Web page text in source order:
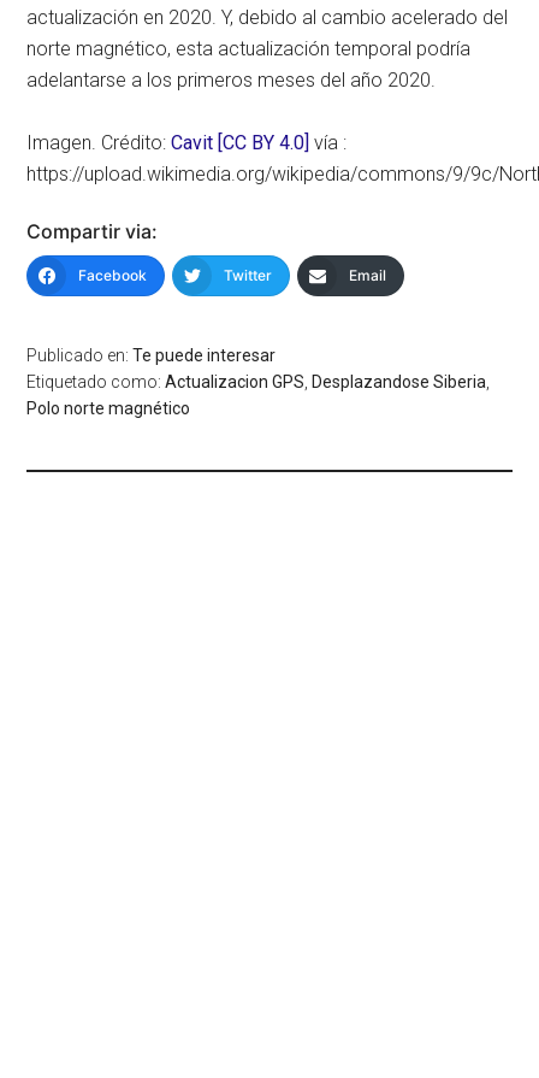
actualización en 2020. Y, debido al cambio acelerado del
norte magnético, esta actualización temporal podría
adelantarse a los primeros meses del año 2020.
Imagen. Crédito:Cavit [CC BY 4.0] vía :
https://upload.wikimedia.org/wikipedia/commons/9/9c/
Compartir via:
Facebook Twitter Email
Publicado en:Te puede interesar
Etiquetado como:Actualizacion GPS, Desplazandose Siberia,
Polo norte magnético